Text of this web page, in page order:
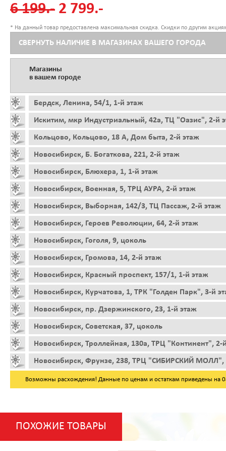
6 199.- 2 799.-
* На данный товар предоставлена максимальная скидка. Скидки по другим
СВЕРНУТЬ НАЛИЧИЕ В МАГАЗИНАХ ВАШЕГО ГОРОДА
Магазины
в вашем городе
Бердск, Ленина, 54/1, 1-й этаж
Искитим, мкр Индустриальный, 42а, ТЦ "Оазис", 2-й
Кольцово, Кольцово, 18 А, Дом быта, 2-й этаж
Новосибирск, Б. Богаткова, 221, 2-й этаж
Новосибирск, Блюхера, 1, 1-й этаж
Новосибирск, Военная, 5, ТРЦ АУРА, 2-й этаж
Новосибирск, Выборная, 142/3, ТЦ Пассаж, 2-й этаж
Новосибирск, Героев Революции, 64, 2-й этаж
Новосибирск, Гоголя, 9, цоколь
Новосибирск, Громова, 14, 2-й этаж
Новосибирск, Красный проспект, 157/1, 1-й этаж
Новосибирск, Курчатова, 1, ТРК "Голден Парк", 3-й
Новосибирск, пр. Дзержинского, 23, 1-й этаж
Новосибирск, Советская, 37, цоколь
Новосибирск, Троллейная, 130а, ТРЦ "Континент", 2-
Новосибирск, Фрунзе, 238, ТРЦ "СИБИРСКИЙ МОЛЛ",
Возможны расхождения! Данные по ценам и остаткам приведены на
ПОХОЖИЕ ТОВАРЫ